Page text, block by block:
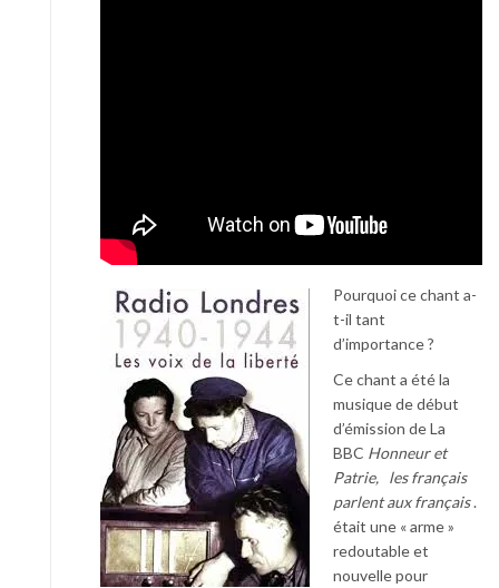
Pourquoi ce chant a-
t-il tant
d’importance ?
Ce chant a été la
musique de début
d’émission de La
BBC Honneur et
Patrie, les français
parlent aux français.
était une « arme »
redoutable et
nouvelle pour